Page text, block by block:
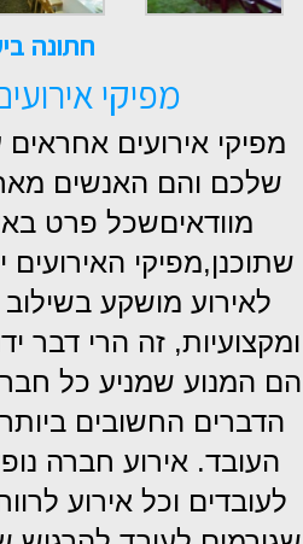
חתונה
מפיקי
מפיקי אירועים
שלכם והם האנשים
מוודאיםשכל פרט
שתוכנן,מפיקי
לאירוע מושקע בשילוב
ומקצועיות, זה הרי דבר
הם המנוע שמניע כל
הדברים החשובים
העובד. אירוע חברה
לעובדים וכל אירוע